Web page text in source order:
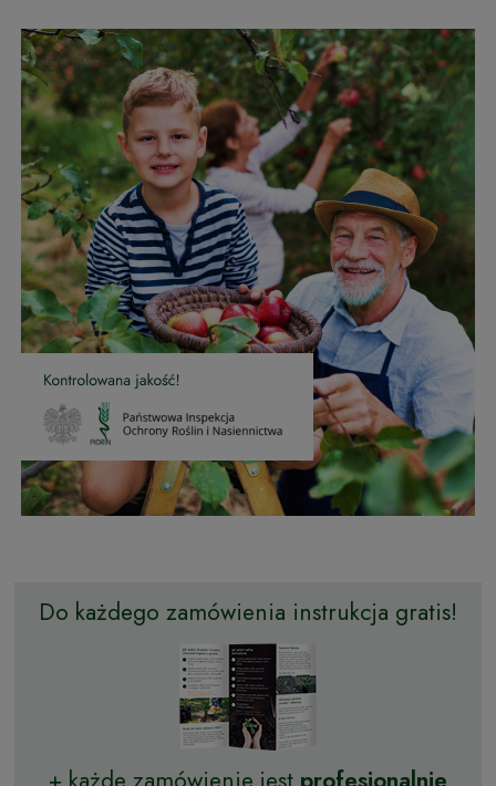
Do każdego zamówienia instrukcja gratis!